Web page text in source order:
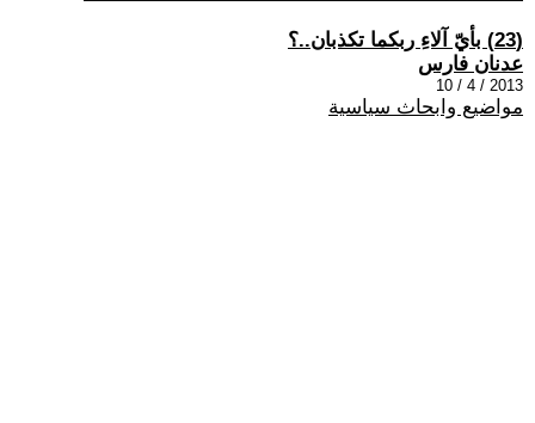
(23) بأيّ آلاءِ ربكما تكذبان..؟
عدنان فارس
2013 / 4 / 10
مواضيع وابحاث سياسية